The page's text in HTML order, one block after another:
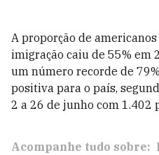
A proporção de
imigração caiu de 55% em
um número recorde de
positiva para o país,
2 a 26 de junho com 1.402
Acompanhe tudo sobre: